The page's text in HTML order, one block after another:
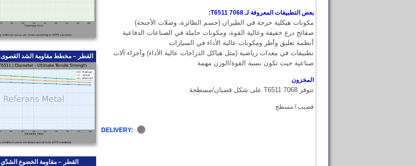
7068 T6511 القطر – مخطط مقاومة الشد القصوى
7068 T6511 القطر – مقاومة الخضوع الشدّي
بعض التطبيقات المعروفة لـ 7068 T6511:
مكونات هيكلية حرجة في الطيران (جسم الطائرة، وصلات الأجنحة)
صفائح درع خفيفة وعالية القوة، ومكونات حاملة في الصناعات الدفاعية
أنظمة تعليق وأطر ومكونات عالية الأداء في السيارات
تطبيقات في معدات رياضية (مثل هياكل الدراجات عالية الأداء) وأجزاء آلات
صناعية حيث تكون نسبة القوة/الوزن مهمة
المخزون
تتوفر 7068 T6511 على شكل قضبان/مسطحة.
قضيب / مسطح
DELIVERY: